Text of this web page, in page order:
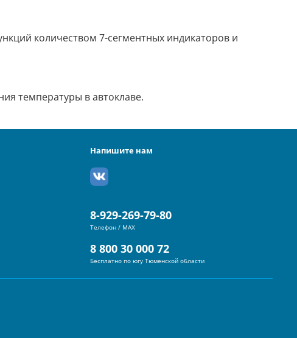
количеством 7-сегментных индикаторов и
температуры в автоклаве.
Напишите нам
8-929-269-79-80
Телефон / MAX
8 800 30 000 72
Бесплатно по югу Тюменской области